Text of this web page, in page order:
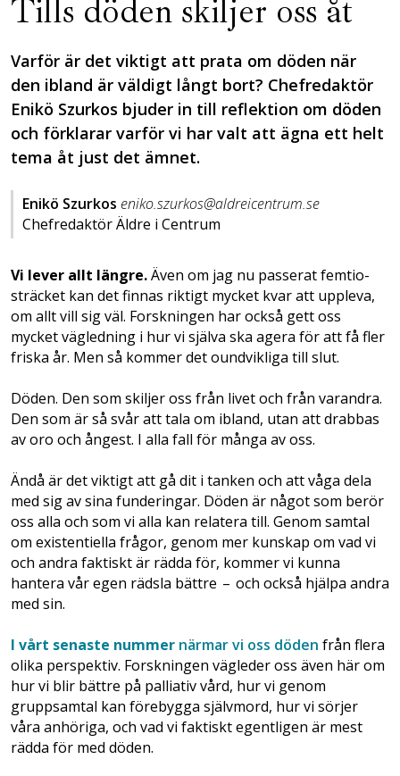
Tills döden skiljer oss åt
Varför är det viktigt att prata om döden när
den ibland är väldigt långt bort? Chefredaktör
Enikö Szurkos bjuder in till reflektion om döden
och förklarar varför vi har valt att ägna ett helt
tema åt just det ämnet.
Enikö Szurkos eniko.szurkos@aldreicentrum.se
Chefredaktör Äldre i Centrum
Vi lever allt längre.Även om jag nu passerat femtio­
sträcket kan det finnas riktigt mycket kvar att uppleva,
om allt vill sig väl. Forskningen har också gett oss
mycket vägledning i hur vi själva ska agera för att få fler
friska år. Men så kommer det oundvikliga till slut.
Döden. Den som skiljer oss från livet och från varandra.
Den som är så svår att tala om ibland, utan att drabbas
av oro och ångest. I alla fall för många av oss.
Ändå är det viktigt att gå dit i tanken och att våga dela
med sig av sina funderingar. Döden är något som berör
oss alla och som vi alla kan relatera till. Genom samtal
om ­existentiella frågor, genom mer kunskap om vad vi
och andra faktiskt är rädda för, kommer vi kunna
hantera vår egen rädsla bättre – och också hjälpa andra
med sin.
I vårt senaste nummer närmar vi oss döden från flera
olika perspektiv. Forskningen vägleder oss även här om
hur vi blir bättre på palliativ vård, hur vi genom
gruppsamtal kan förebygga självmord, hur vi sörjer
våra ­anhöriga, och vad vi faktiskt egentligen är mest
rädda för med döden.